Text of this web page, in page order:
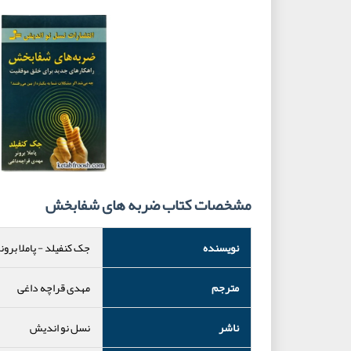
مشخصات کتاب ضربه های شفابخش
نویسنده جک کنفیلد-پاملا
مترجم
مهدی قراچه داغی
ناشر
نسل نو اندیش